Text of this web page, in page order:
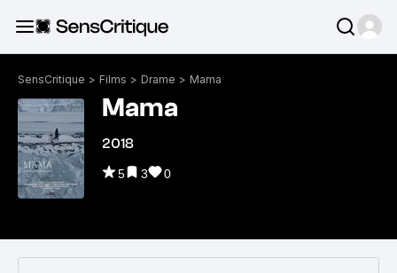
SensCritique > Films > Drame > Mama
Mama
2018
5 3 0